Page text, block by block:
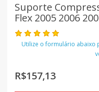
Suporte
Flex 2005 2006
Utilize o formulário abaixo
R$157,13